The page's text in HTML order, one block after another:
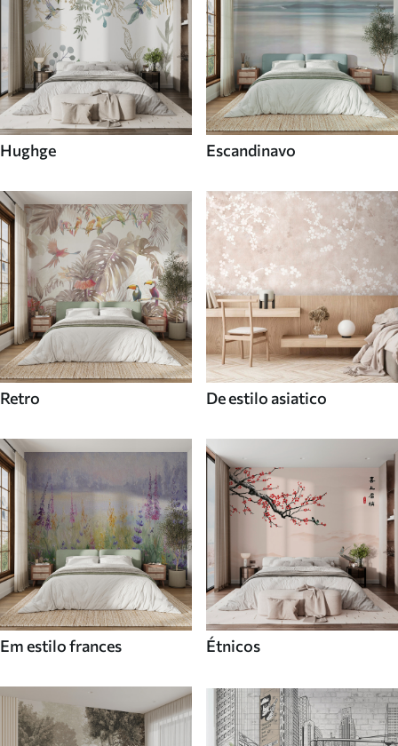
Hughge Escandinavo
Retro De estilo asiatico
Em estilo frances Étnicos